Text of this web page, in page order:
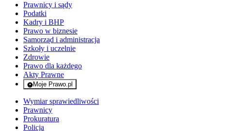
Prawnicy i sądy
Podatki
Kadry i BHP
Prawo w biznesie
Samorząd i administracja
Szkoły i uczelnie
Zdrowie
Prawo dla każdego
Akty Prawne
Moje Prawo.pl
- rejestracja i logowanie do serwisu
Wymiar sprawiedliwości
Prawnicy
Prokuratura
Policja